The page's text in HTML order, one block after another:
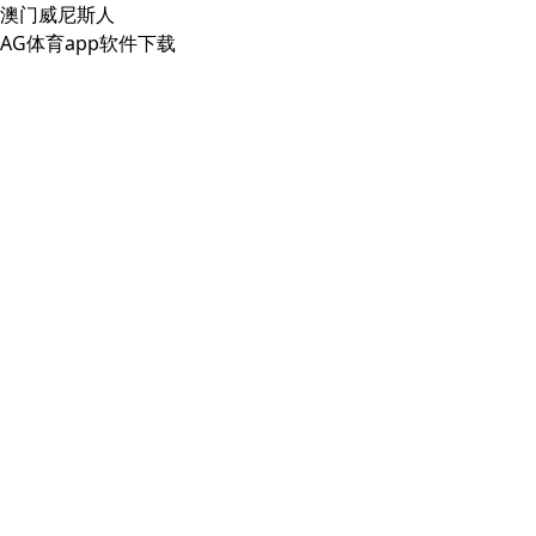
澳门威尼斯人
AG体育app软件下载